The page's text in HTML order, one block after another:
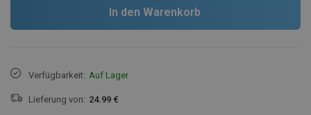
In den Warenkorb
Verfügbarkeit: Auf Lager
Lieferung von: 24.99 €